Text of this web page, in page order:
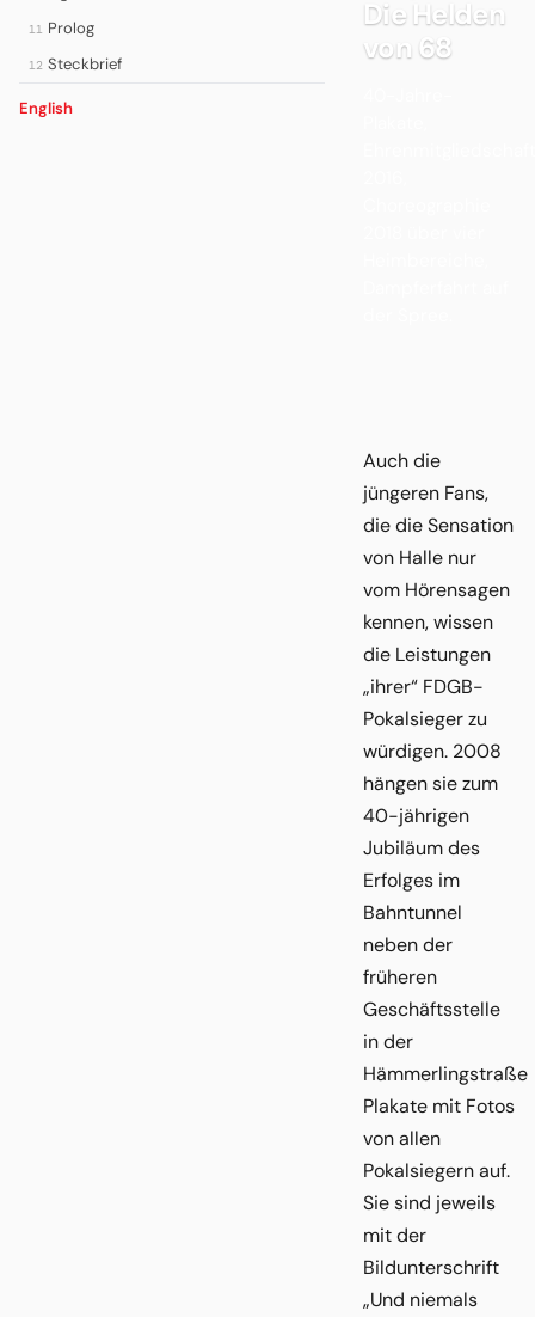
11 Prolog
12 Steckbrief
English
Die Helden
von 68
Auch die
jüngeren Fans,
die die Sensation
von Halle nur
vom Hörensagen
kennen, wissen
die Leistungen
„ihrer“ FDGB-
Pokalsieger zu
würdigen. 2008
hängen sie zum
40-jährigen
Jubiläum des
Erfolges im
Bahntunnel
neben der
früheren
Geschäftsstelle
in der
Hämmerlingstraße
Plakate mit Fotos
von allen
Pokalsiegern auf.
Sie sind jeweils
mit der
Bildunterschrift
„Und niemals